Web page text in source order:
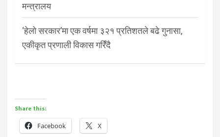
मन्त्रालय
‘हेलो सरकार’मा एक वर्षमा ३२१ प्रतिशतले बढे गुनासा,
एकीकृत प्रणाली विकास गरिँदै
Share this:
Facebook X